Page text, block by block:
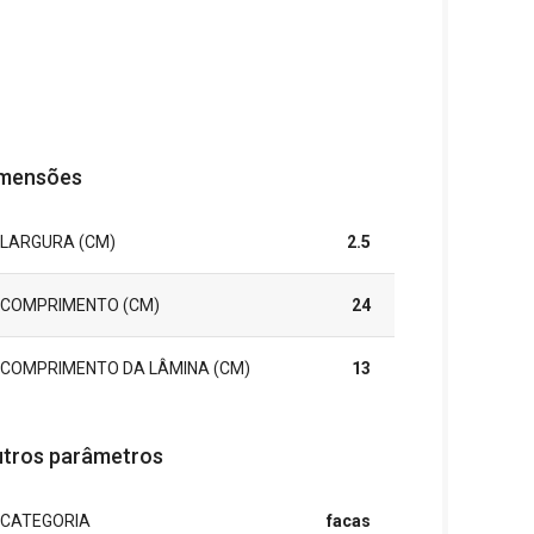
LARGURA (CM) 2.5
COMPRIMENTO (CM) 24
COMPRIMENTO DA LÂMINA (CM) 13
parâmetros
CATEGORIA facas